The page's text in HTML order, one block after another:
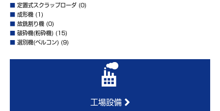
定置式スクラップローダ (0)
成形機 (1)
故銑割り機 (0)
破砕機(粉砕機) (15)
選別機(ベルコン) (9)
工場設備